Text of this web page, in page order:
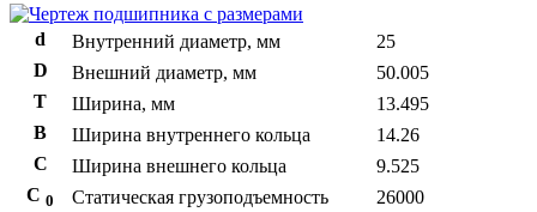
d Внутренний диаметр, мм
25
D
Внешний диаметр, мм
50.005
T
Ширина, мм
13.495
B
Ширина внутреннего кольца
14.26
С
Ширина внешнего кольца
9.525
С 0 Статическая грузоподъемность
26000